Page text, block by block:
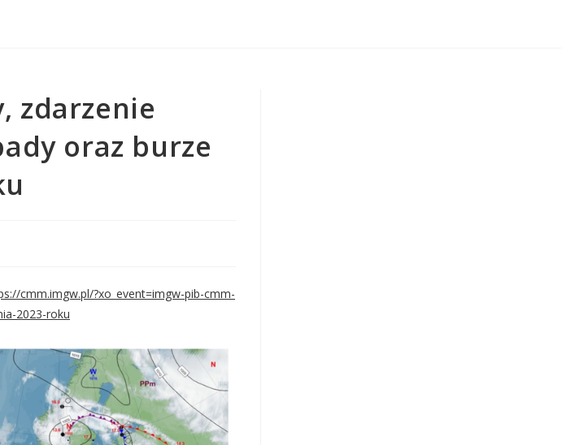
zdarzenie
oraz burze
cmm.imgw.pl/?xo_event=imgw-pib-cmm-
2023-roku